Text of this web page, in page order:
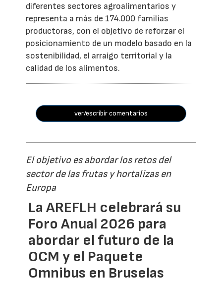
diferentes sectores agroalimentarios y
representa a más de 174.000 familias
productoras, con el objetivo de reforzar el
posicionamiento de un modelo basado en la
sostenibilidad, el arraigo territorial y la
calidad de los alimentos.
ver/escribir comentarios
El objetivo es abordar los retos del
sector de las frutas y hortalizas en
Europa
La AREFLH celebrará su
Foro Anual 2026 para
abordar el futuro de la
OCM y el Paquete
Omnibus en Bruselas